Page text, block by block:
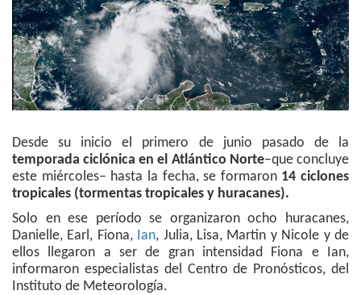
Desde su inicio el primero de junio pasado de la
temporada ciclónica en el Atlántico Norte–que concluye
este miércoles– hasta la fecha, se formaron 14 ciclones
tropicales (tormentas tropicales y huracanes).
Solo en ese período se organizaron ocho huracanes,
Danielle, Earl, Fiona, Ian, Julia, Lisa, Martin y Nicole y de
ellos llegaron a ser de gran intensidad Fiona e Ian,
informaron especialistas del Centro de Pronósticos, del
Instituto de Meteorología.